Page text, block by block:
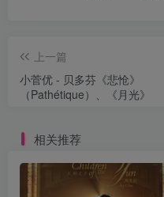
上一篇
小菅优 - 贝多芬《悲怆》
（Pathétique）、《月光》
相关推荐